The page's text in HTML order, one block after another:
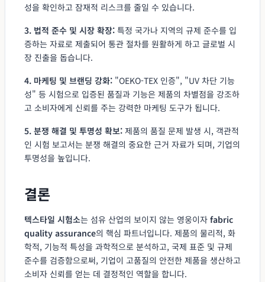
성을 확인하고 잠재적 리스크를 줄일 수 있습니다.
3. 법적 준수 및 시장 확장: 특정 국가나 지역의 규제 준수를 입
증하는 자료로 제출되어 통관 절차를 원활하게 하고 글로벌 시
장 진출을 돕습니다.
4. 마케팅 및 브랜딩 강화: "OEKO-TEX 인증", "UV 차단 기능
성" 등 시험으로 입증된 품질과 기능은 제품의 차별점을 강조하
고 소비자에게 신뢰를 주는 강력한 마케팅 도구가 됩니다.
5. 분쟁 해결 및 투명성 확보: 제품의 품질 문제 발생 시, 객관적
인 시험 보고서는 분쟁 해결의 중요한 근거 자료가 되며, 기업의
투명성을 높입니다.
결론
텍스타일 시험소는 섬유 산업의 보이지 않는 영웅이자 fabric
quality assurance의 핵심 파트너입니다. 제품의 물리적, 화
학적, 기능적 특성을 과학적으로 분석하고, 국제 표준 및 규제
준수를 검증함으로써, 기업이 고품질의 안전한 제품을 생산하고
소비자 신뢰를 얻는 데 결정적인 역할을 합니다.